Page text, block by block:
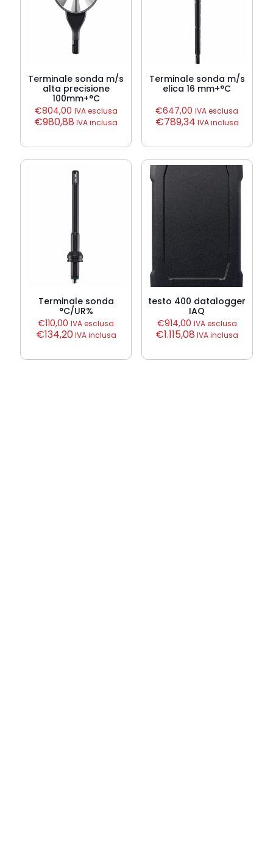
Terminale sonda m/s
alta precisione
100mm+°C
€804,00 IVA esclusa
€980,88 IVA inclusa
Terminale sonda m/s
elica 16 mm+°C
€647,00 IVA esclusa
€789,34 IVA inclusa
Terminale sonda
°C/UR%
€110,00 IVA esclusa
€134,20IVA inclusa
testo 400 datalogger
IAQ
€914,00 IVA esclusa
€1.115,08 IVA inclusa